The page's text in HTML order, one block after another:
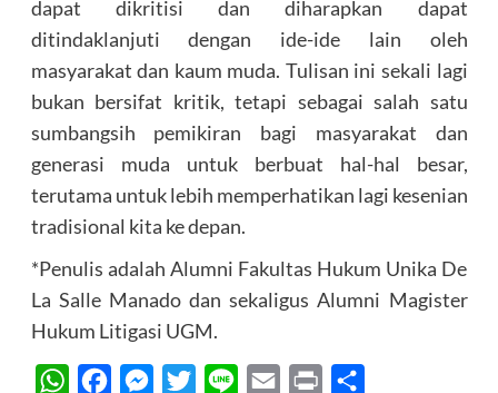
dapat dikritisi dan diharapkan dapat
ditindaklanjuti dengan ide-ide lain oleh
masyarakat dan kaum muda. Tulisan ini sekali lagi
bukan bersifat kritik, tetapi sebagai salah satu
sumbangsih pemikiran bagi masyarakat dan
generasi muda untuk berbuat hal-hal besar,
terutama untuk lebih memperhatikan lagi kesenian
tradisional kita ke depan.
*Penulis adalah Alumni Fakultas Hukum Unika De
La Salle Manado dan sekaligus Alumni Magister
Hukum Litigasi UGM.
WhatsAppFacebookMessenger
Twitter Line Email Print